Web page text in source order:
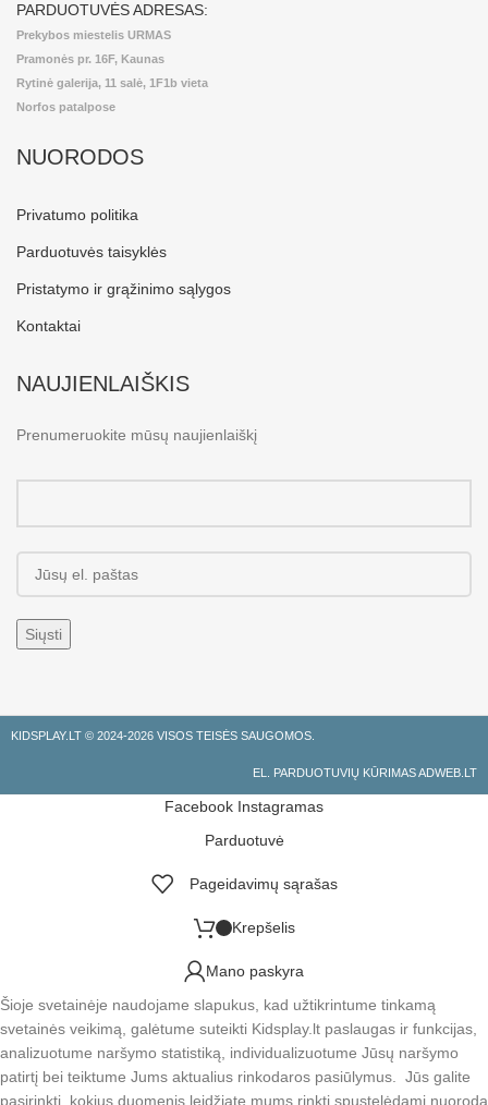
PARDUOTUVĖS ADRESAS:
Prekybos miestelis URMAS
Pramonės pr. 16F, Kaunas
Rytinė galerija, 11 salė, 1F1b vieta
Norfos patalpose
NUORODOS
Privatumo politika
Parduotuvės taisyklės
Pristatymo ir grąžinimo sąlygos
Kontaktai
NAUJIENLAIŠKIS
Prenumeruokite mūsų naujienlaiškį
KIDSPLAY.LT © 2024-2026 VISOS TEISĖS SAUGOMOS.
EL. PARDUOTUVIŲ KŪRIMAS ADWEB.LT
Facebook Instagramas
Parduotuvė
Pageidavimų sąrašas
Krepšelis
Mano paskyra
Šioje svetainėje naudojame slapukus, kad užtikrintume tinkamą
svetainės veikimą, galėtume suteikti Kidsplay.lt paslaugas ir funkcijas,
analizuotume naršymo statistiką, individualizuotume Jūsų naršymo
patirtį bei teiktume Jums aktualius rinkodaros pasiūlymus. Jūs galite
pasirinkti, kokius duomenis leidžiate mums rinkti spustelėdami nuorodą